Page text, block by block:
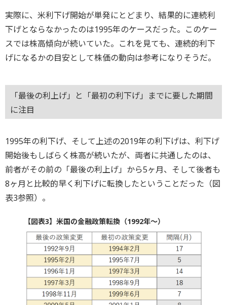
実際に、米利下げ開始が単発にとどまり、結果的に連続利
下げとならなかったのは1995年のケースだった。このケー
スでは株高傾向が続いていた。これを見ても、連続的利下
げになるかの目安として株価の動向は参考になりそうだ。
「最後の利上げ」と「最初の利下げ」までに要した期間
に注目
1995年の利下げ、そして上述の2019年の利下げは、利下げ
開始後もしばらく株高が続いたが、両者に共通したのは、
前者がその前の「最後の利上げ」から5ヶ月、そして後者も
8ヶ月と比較的早く利下げに転換したということだった（図
表3参照）。
【図表3】米国の金融政策転換（1992年～）